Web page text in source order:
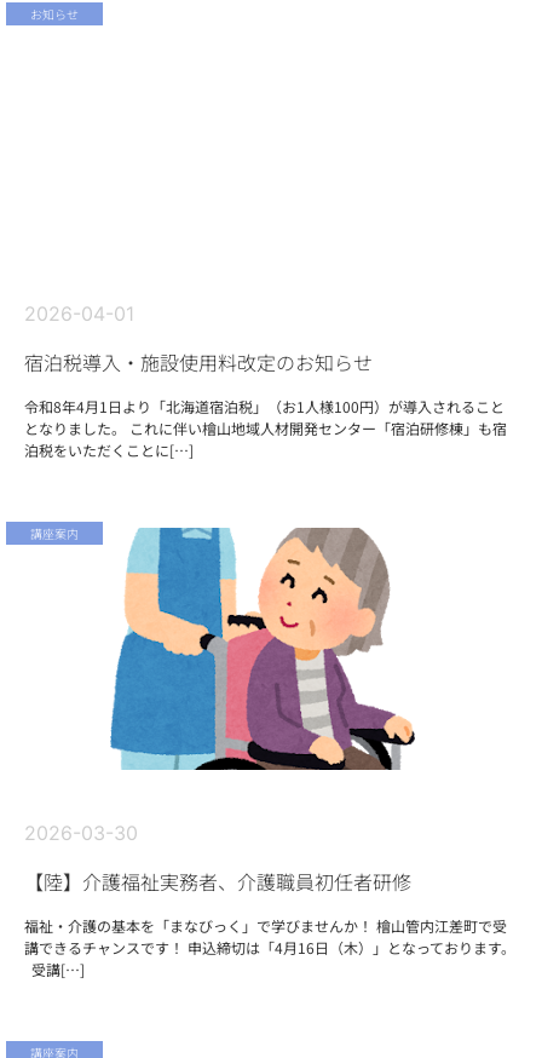
お知らせ
2026-04-01
宿泊税導入・施設使用料改定のお知らせ
令和8年4月1日より「北海道宿泊税」（お1人様100円）が導入されること
となりました。 これに伴い檜山地域人材開発センター「宿泊研修棟」も宿
泊税をいただくことに[…]
講座案内
2026-03-30
【陸】介護福祉実務者、介護職員初任者研修
福祉・介護の基本を「まなびっく」で学びませんか！ 檜山管内江差町で受
講できるチャンスです！ 申込締切は「4月16日（木）」となっております。
受講[…]
講座案内